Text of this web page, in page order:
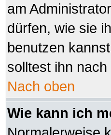
am
dürfen, wie sie
benutzen
solltest ihn
Nach oben
Wie kann ich